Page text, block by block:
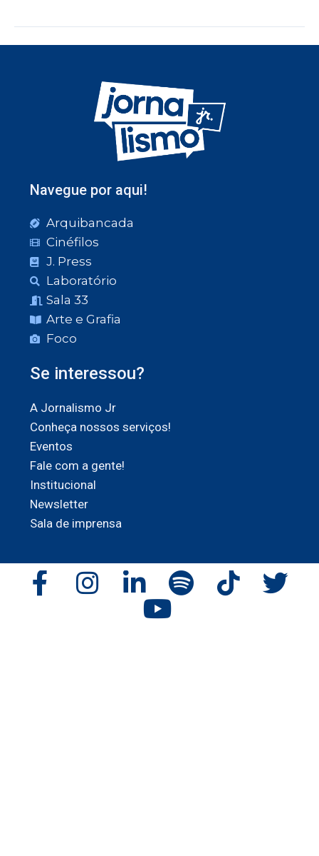
Navegue por aqui!
Arquibancada
Cinéfilos
J. Press
Laboratório
Sala 33
Arte e Grafia
Foco
Se interessou?
A Jornalismo Jr
Conheça nossos serviços!
Eventos
Fale com a gente!
Institucional
Newsletter
Sala de imprensa